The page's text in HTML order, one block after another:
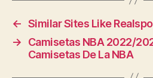
← Similar Sites Like
→
Camisetas NBA 2022/
Camisetas De La NBA